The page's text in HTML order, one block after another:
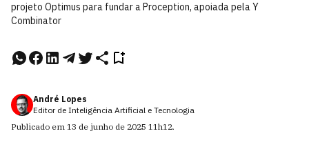
projeto Optimus para fundar a Proception, apoiada pela Y
Combinator
André Lopes
Editor de Inteligência Artificial e Tecnologia
Publicado em 13 de junho de 2025 11h12.